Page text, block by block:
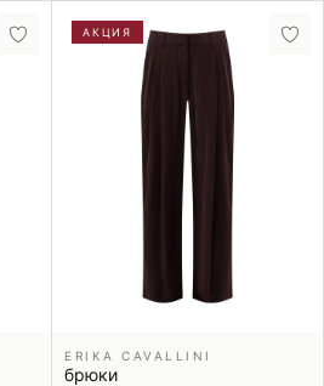
АКЦИЯ
ERIKA CAVALLINI
брюки